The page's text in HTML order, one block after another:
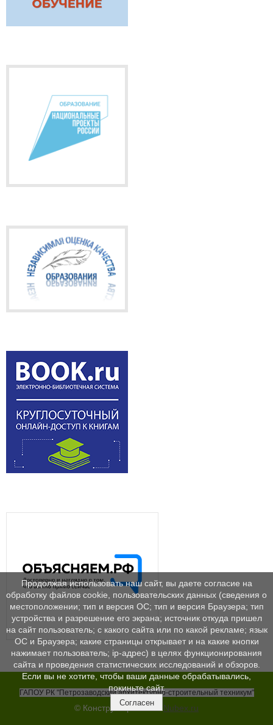
ГАПОУ РК "Петрозаводский архитектурно-строительный техникум"
© Конструктор сайтов Nubex.ru
Продолжая использовать наш сайт, вы даете согласие на
обработку файлов cookie, пользовательских данных (сведения о
местоположении; тип и версия ОС; тип и версия Браузера; тип
устройства и разрешение его экрана; источник откуда пришел
на сайт пользователь; с какого сайта или по какой рекламе; язык
ОС и Браузера; какие страницы открывает и на какие кнопки
нажимает пользователь; ip-адрес) в целях функционирования
сайта и проведения статистических исследований и обзоров.
Если вы не хотите, чтобы ваши данные обрабатывались,
покиньте сайт.
Согласен